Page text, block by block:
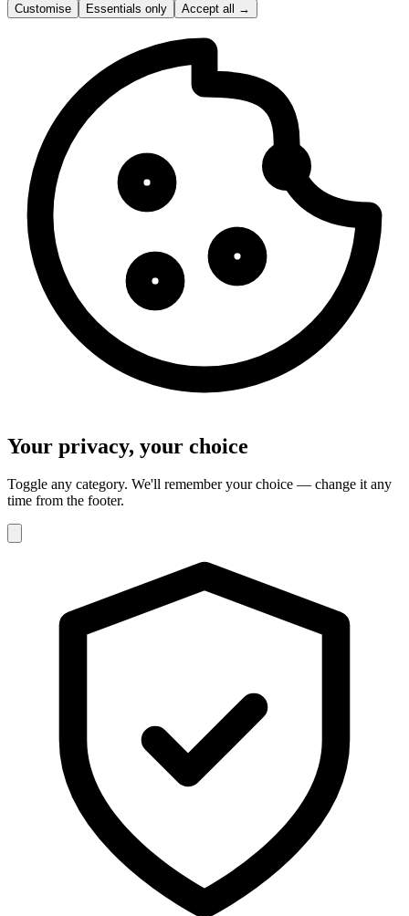
Customise Essentials only Accept all →
Your privacy, your choice
Toggle any category. We'll remember your choice — change it any
time from the footer.